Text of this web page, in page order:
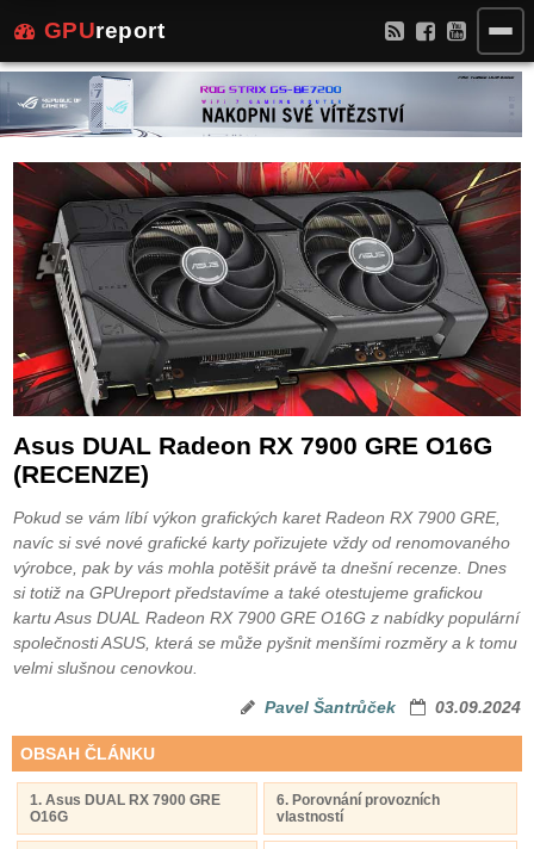
GPUreport
Asus DUAL Radeon RX 7900 GRE O16G
(RECENZE)
Pokud se vám líbí výkon grafických karet Radeon RX 7900 GRE,
navíc si své nové grafické karty pořizujete vždy od renomovaného
výrobce, pak by vás mohla potěšit právě ta dnešní recenze. Dnes
si totiž na GPUreport představíme a také otestujeme grafickou
kartu Asus DUAL Radeon RX 7900 GRE O16G z nabídky populární
společnosti ASUS, která se může pyšnit menšími rozměry a k tomu
velmi slušnou cenovkou.
Pavel Šantrůček 03.09.2024
OBSAH ČLÁNKU
1. Asus DUAL RX 7900 GRE
O16G
6. Porovnání provozních
vlastností